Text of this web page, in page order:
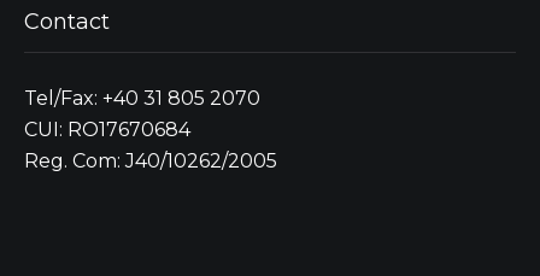
Contact
Tel/Fax: +40 31 805 2070
CUI: RO17670684
Reg. Com: J40/10262/2005